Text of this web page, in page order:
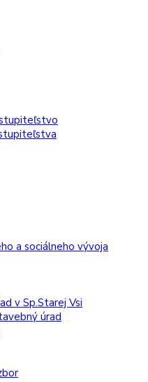
a sociálneho vývoja
v Sp.Starej Vsi
úrad